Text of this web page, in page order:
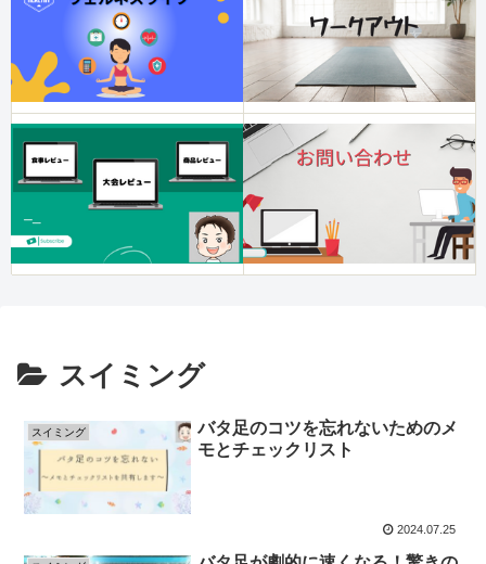
スイミング
スイミング
バタ足のコツを忘れないためのメ
モとチェックリスト
2024.07.25